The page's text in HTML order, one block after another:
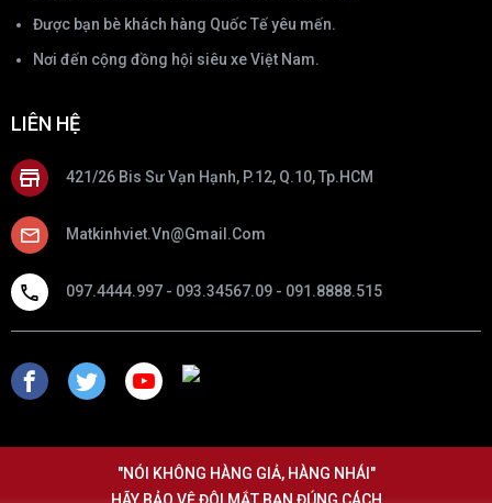
Được bạn bè khách hàng Quốc Tế yêu mến.
Nơi đến cộng đồng hội siêu xe Việt Nam.
LIÊN HỆ
421/26 Bis Sư Vạn Hạnh, P.12, Q.10, Tp.HCM
Matkinhviet.vn@gmail.com
097.4444.997 - 093.34567.09 - 091.8888.515
"NÓI KHÔNG HÀNG GIẢ, HÀNG NHÁI"